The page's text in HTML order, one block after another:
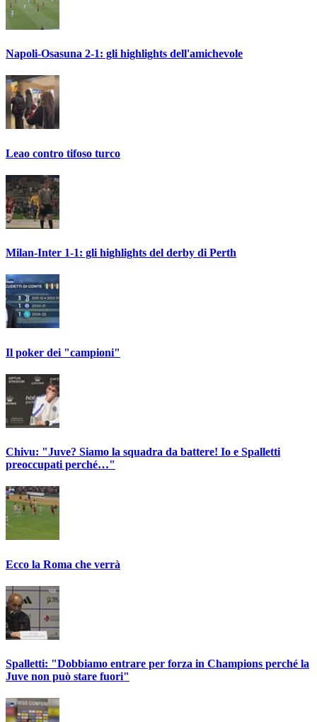
Napoli-Osasuna 2-1: gli highlights dell'amichevole
Leao contro tifoso turco
Milan-Inter 1-1: gli highlights del derby di Perth
Il poker dei "campioni"
Chivu: "Juve? Siamo la squadra da battere! Io e Spalletti
preoccupati perché…"
Ecco la Roma che verrà
Spalletti: "Dobbiamo entrare per forza in Champions perché la
Juve non può stare fuori"